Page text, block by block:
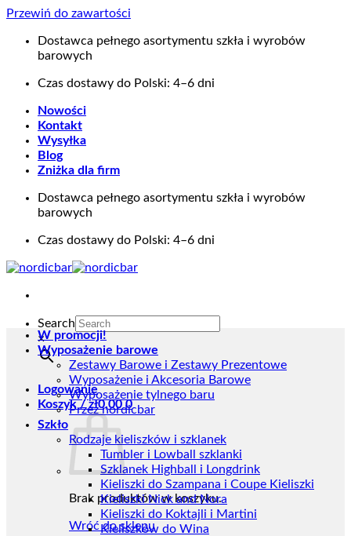
Przewiń do zawartości
Dostawca pełnego asortymentu szkła i wyrobów
barowych
Czas dostawy do Polski: 4–6 dni
Nowości
Kontakt
Wysyłka
Blog
Zniżka dla firm
Dostawca pełnego asortymentu szkła i wyrobów
barowych
Czas dostawy do Polski: 4–6 dni
Search
×
Logowanie
Koszyk /zł0,00 0
Brak produktów w koszyku.
Wróć do sklepu
W promocji!
Wyposażenie barowe
Zestawy Barowe i Zestawy Prezentowe
Wyposażenie i Akcesoria Barowe
Wyposażenie tylnego baru
Przez nordicbar
Szkło
Rodzaje kieliszków i szklanek
Tumbler i Lowball szklanki
Szklanek Highball i Longdrink
Kieliszki do Szampana i Coupe Kieliszki
Kieliszki Nick and Nora
Kieliszki do Koktajli i Martini
Kieliszków do Wina